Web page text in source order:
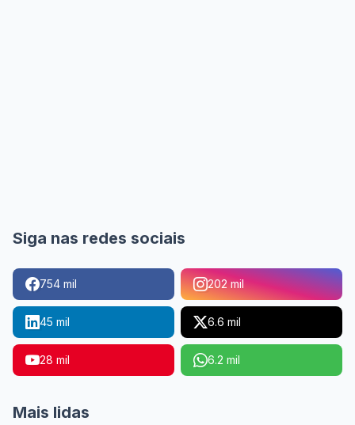
Siga nas redes sociais
754 mil 202 mil
45 mil 6.6 mil
28 mil 6.2 mil
Mais lidas